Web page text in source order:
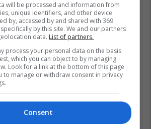
Juventus Andrea Pirlo Serie A
will be processed and information from
unique identifiers, and other device
by, accessed by and shared with 369
by this site. We and our partners
data. List of partners.
process your personal data on the basis
which you can object to by managing
Look for a link at the bottom of this page
to manage or withdraw consent in privacy
Consent